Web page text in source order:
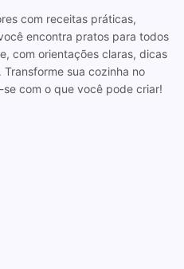
com receitas práticas,
encontra pratos para todos
com orientações claras, dicas
sua cozinha no
com o que você pode criar!